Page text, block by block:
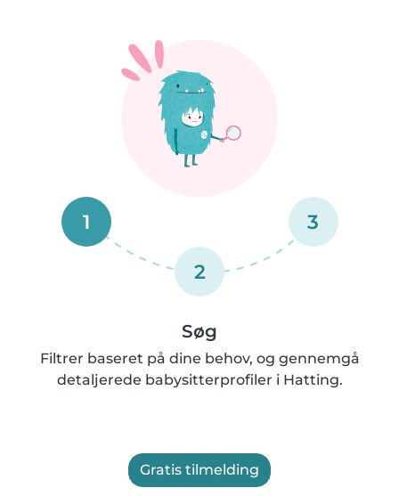
1
2
3
Søg
Filtrer baseret på dine behov, og gennemgå
detaljerede babysitterprofiler i Hatting.
Gratis tilmelding